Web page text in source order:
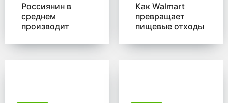
Россиянин в
среднем
производит
мусора в год
Как Walmart
превращает
пищевые отходы